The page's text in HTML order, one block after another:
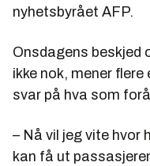
nyhetsbyrået AFP.
Onsdagens
ikke nok, mener
svar på hva som
– Nå vil jeg vite hvor
kan få ut